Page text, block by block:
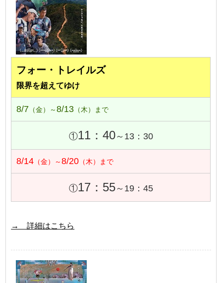
フォー・トレイルズ
限界を超えてゆけ
8/7 （金）～8/13 （木）まで
①11：40～13：30
8/14 （金）～8/20 （木）まで
①17：55～19：45
→ 詳細はこちら